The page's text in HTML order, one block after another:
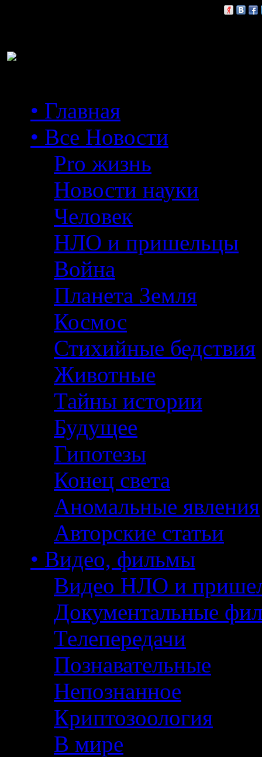
• Главная
• Все Новости
Pro жизнь
Новости науки
Человек
НЛО и пришельцы
Война
Планета Земля
Космос
Стихийные бедствия
Животные
Тайны истории
Будущее
Гипотезы
Конец света
Аномальные явления
Авторские статьи
• Видео, фильмы
Видео НЛО и
Документальные
Телепередачи
Познавательные
Непознанное
Криптозоология
В мире